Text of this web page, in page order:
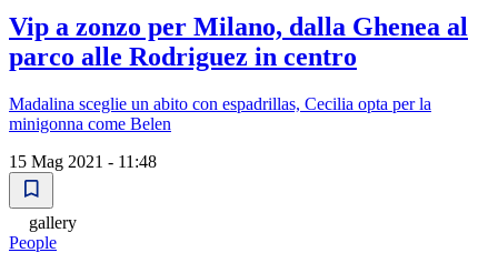
Vip a zonzo per Milano, dalla Ghenea al
parco alle Rodriguez in centro
Madalina sceglie un abito con espadrillas, Cecilia opta per la
minigonna come Belen
15 Mag 2021 - 11:48
gallery
People